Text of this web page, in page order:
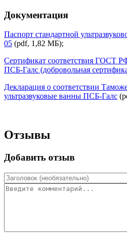
Документация
Паспорт стандартной
05 (pdf, 1,82 МБ);
Сертификат соответствия ГОСТ
ПСБ-Галс (добровольная
Декларация о соответствии
ультразвуковые ванны ПСБ-Галс
Отзывы
Добавить отзыв